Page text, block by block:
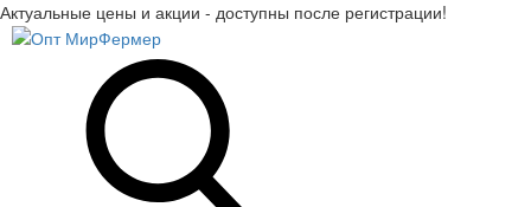
Актуальные цены и акции - доступны после регистрации!